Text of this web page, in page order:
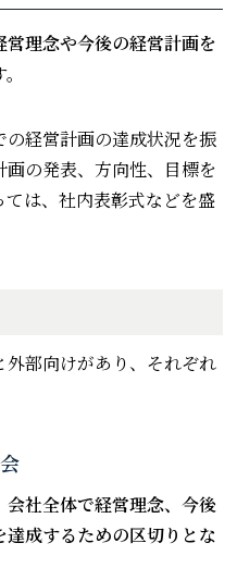
営理念や今後の経営計画を
経営計画の達成状況を振
の発表、方向性、目標を
は、社内表彰式などを盛
部向けがあり、それぞれ
会社全体で経営理念、今後
成するための区切りとな